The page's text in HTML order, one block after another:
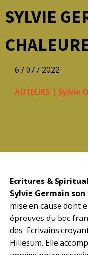
SYLVIE
6 / 07 / 2022
AUTEURS | Sylvie
Ecritures &
Sylvie Germain
mise en cause dont
épreuves du bac
des Ecrivains
Hillesum. Elle